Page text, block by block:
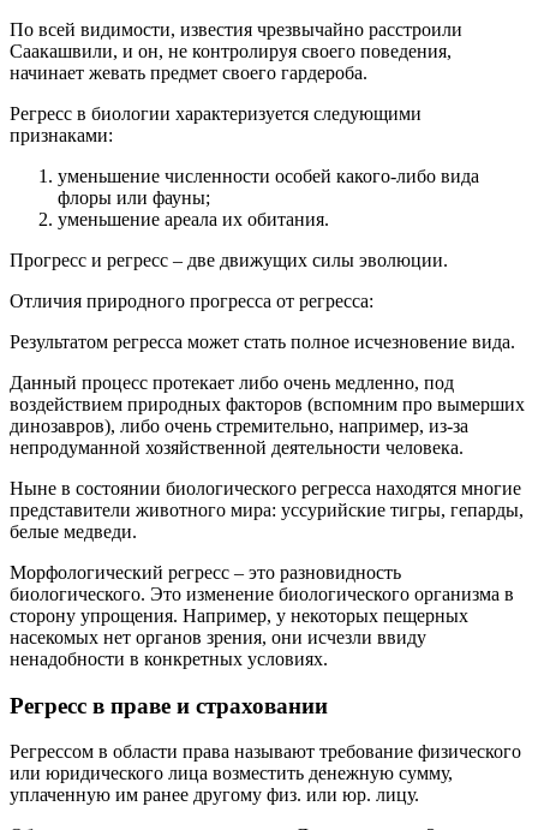
По всей видимости, известия чрезвычайно расстроили
Саакашвили, и он, не контролируя своего поведения,
начинает жевать предмет своего гардероба.
Регресс в биологии характеризуется следующими
признаками:
уменьшение численности особей какого-либо вида
флоры или фауны;
уменьшение ареала их обитания.
Прогресс и регресс – две движущих силы эволюции.
Отличия природного прогресса от регресса:
Результатом регресса может стать полное исчезновение вида.
Данный процесс протекает либо очень медленно, под
воздействием природных факторов (вспомним про вымерших
динозавров), либо очень стремительно, например, из-за
непродуманной хозяйственной деятельности человека.
Ныне в состоянии биологического регресса находятся многие
представители животного мира: уссурийские тигры, гепарды,
белые медведи.
Морфологический регресс – это разновидность
биологического. Это изменение биологического организма в
сторону упрощения. Например, у некоторых пещерных
насекомых нет органов зрения, они исчезли ввиду
ненадобности в конкретных условиях.
Регресс в праве и страховании
Регрессом в области права называют требование физического
или юридического лица возместить денежную сумму,
уплаченную им ранее другому физ. или юр. лицу.